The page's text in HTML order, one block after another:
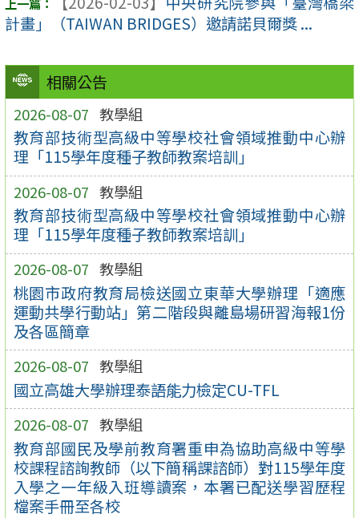
相關公告
2026-08-07 教學組
教育部技術型高級中等學校社會領域推動中心辦
理「115學年度種子教師教案培訓」
2026-08-07 教學組
教育部技術型高級中等學校社會領域推動中心辦
理「115學年度種子教師教案培訓」
2026-08-07 教學組
桃園市政府教育局檢送國立東華大學辦理「適應
運動共學行動站」第二階段與離島場研習海報1份
及各區簡章
2026-08-07 教學組
國立高雄大學辦理泰語能力檢定CU-TFL
2026-08-07 教學組
教育部國民及學前教育署重申為協助高級中等學
校課程諮詢教師（以下簡稱課諮師）對115學年度
入學之一年級入班導讀案，本署已配送學習歷程
檔案手冊至各校
計畫」（TAIWAN BRIDGES）邀請諾貝爾獎 ...